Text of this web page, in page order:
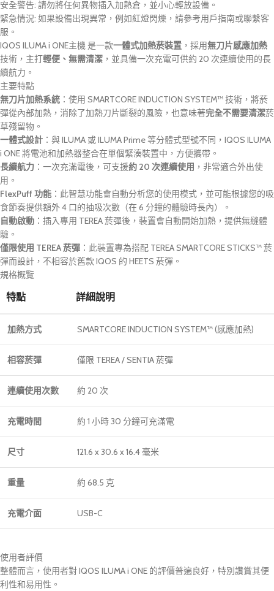
安全警告: 請勿將任何異物插入加熱倉，並小心輕放設備。
緊急情況: 如果設備出現異常，例如紅燈閃爍，請參考用戶指南或聯繫客
服。
IQOS ILUMA i ONE主機 是一款一體式加熱菸裝置 ，採用無刀片感應加熱
技術，主打輕便、無需清潔 ，並具備一次充電可供約 20 次連續使用的長
續航力。
主要特點
無刀片加熱系統 ：使用 SMARTCORE INDUCTION SYSTEM™ 技術，將菸
彈從內部加熱，消除了加熱刀片斷裂的風險，也意味著完全不需要清潔菸
草殘留物。
一體式設計 ：與 ILUMA 或 ILUMA Prime 等分體式型號不同，IQOS ILUMA
i ONE 將電池和加熱器整合在單個緊湊裝置中，方便攜帶。
長續航力 ：一次充滿電後，可支援約 20 次連續使用 ，非常適合外出使
用。
FlexPuff 功能 ：此智慧功能會自動分析您的使用模式，並可能根據您的吸
食節奏提供額外 4 口的抽吸次數（在 6 分鐘的體驗時長內）。
自動啟動 ：插入專用 TEREA 菸彈後，裝置會自動開始加熱，提供無縫體
驗。
僅限使用 TEREA 菸彈 ：此裝置專為搭配 TEREA SMARTCORE STICKS™ 菸
彈而設計，不相容於舊款 IQOS 的 HEETS 菸彈。
規格概覽
特點 詳細說明
加熱方式 SMARTCORE INDUCTION SYSTEM™ (感應加熱)
相容菸彈 僅限 TEREA / SENTIA 菸彈
連續使用次數 約 20 次
充電時間 約 1 小時 30 分鐘可充滿電
尺寸 121.6 x 30.6 x 16.4 毫米
重量 約 68.5 克
充電介面 USB-C
使用者評價
整體而言，使用者對 IQOS ILUMA i ONE 的評價普遍良好，特別讚賞其便
利性和易用性。